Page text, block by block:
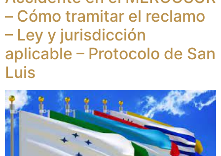
– Cómo tramitar el reclamo
– Ley y jurisdicción
aplicable – Protocolo de San
Luis